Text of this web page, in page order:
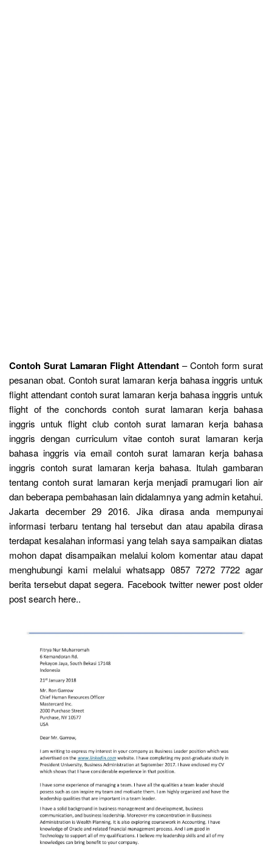
Contoh Surat Lamaran Flight Attendant – Contoh form surat
pesanan obat. Contoh surat lamaran kerja bahasa inggris untuk
flight attendant contoh surat lamaran kerja bahasa inggris untuk
flight of the conchords contoh surat lamaran kerja bahasa
inggris untuk flight club contoh surat lamaran kerja bahasa
inggris dengan curriculum vitae contoh surat lamaran kerja
bahasa inggris via email contoh surat lamaran kerja bahasa
inggris contoh surat lamaran kerja bahasa. Itulah gambaran
tentang contoh surat lamaran kerja menjadi pramugari lion air
dan beberapa pembahasan lain didalamnya yang admin ketahui.
Jakarta december 29 2016. Jika dirasa anda mempunyai
informasi terbaru tentang hal tersebut dan atau apabila dirasa
terdapat kesalahan informasi yang telah saya sampaikan diatas
mohon dapat disampaikan melalui kolom komentar atau dapat
menghubungi kami melalui whatsapp 0857 7272 7722 agar
berita tersebut dapat segera. Facebook twitter newer post older
post search here..